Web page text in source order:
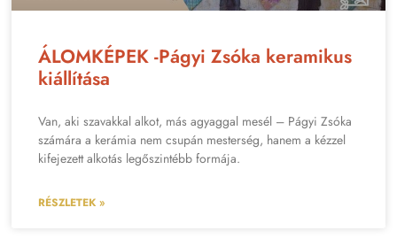
ÁLOMKÉPEK -Págyi Zsóka keramikus
kiállítása
Van, aki szavakkal alkot, más agyaggal mesél – Págyi Zsóka
számára a kerámia nem csupán mesterség, hanem a kézzel
kifejezett alkotás legőszintébb formája.
RÉSZLETEK »